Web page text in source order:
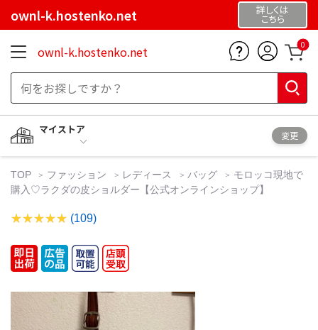
ownl-k.hostenko.net 詳しくは
こちら
ownl-k.hostenko.net 0
マイストア
変更
TOP ファッション レディース バッグ
モロッコ現地で
購入♡ラクダの皮ショルダー【公式オンラインショップ】
(109)